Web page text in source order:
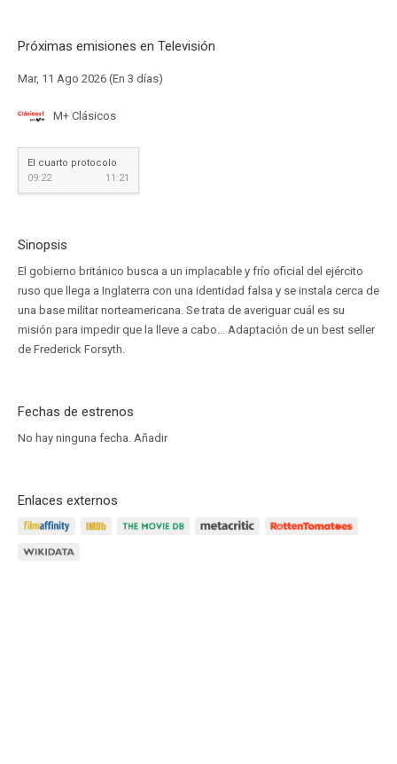
Próximas emisiones en Televisión
Mar, 11 Ago 2026 (En 3 días)
M+ Clásicos
El cuarto protocolo
09:22
11:21
Sinopsis
El gobierno británico busca a un implacable y frío oficial del ejército
ruso que llega a Inglaterra con una identidad falsa y se instala cerca de
una base militar norteamericana. Se trata de averiguar cuál es su
misión para impedir que la lleve a cabo... Adaptación de un best seller
de Frederick Forsyth.
Fechas de estrenos
No hay ninguna fecha. Añadir
Enlaces externos